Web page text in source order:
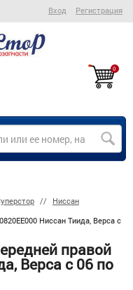
Вход Регистрация
0
Ниссан
Ниссан Тиида, Верса с
правой
Верса с 06 по